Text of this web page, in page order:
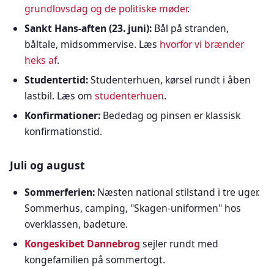
grundlovsdag og de politiske møder.
Sankt Hans-aften (23. juni): Bål på stranden,
båltale, midsommervise. Læs hvorfor vi brænder
heks af.
Studentertid:Studenterhuen, kørsel rundt i åben
lastbil. Læs om studenterhuen.
Konfirmationer: Bededag og pinsen er klassisk
konfirmationstid.
Juli og august
Sommerferien: Næsten national stilstand i tre uger.
Sommerhus, camping, "Skagen-uniformen" hos
overklassen, badeture.
Kongeskibet Dannebrog sejler rundt med
kongefamilien på sommertogt.